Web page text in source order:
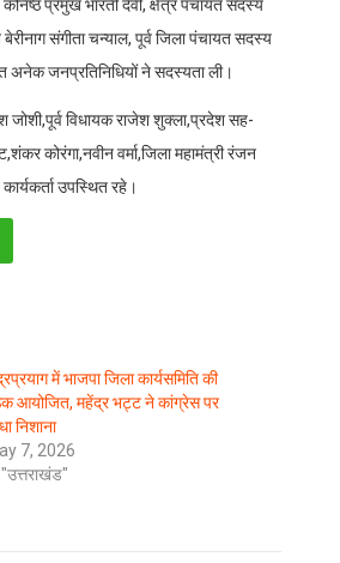
प्रमुख भारती देवी, क्षेत्र पंचायत सदस्य
संगीता चन्याल, पूर्व जिला पंचायत सदस्य
अनेक जनप्रतिनिधियों ने सदस्यता ली।
जोशी,पूर्व विधायक राजेश शुक्ला,प्रदेश सह-
कोरंगा,नवीन वर्मा,जिला महामंत्री रंजन
उपस्थित रहे।
में भाजपा जिला कार्यसमिति की
आयोजित, महेंद्र भट्ट ने कांग्रेस पर
निशाना
7, 2026